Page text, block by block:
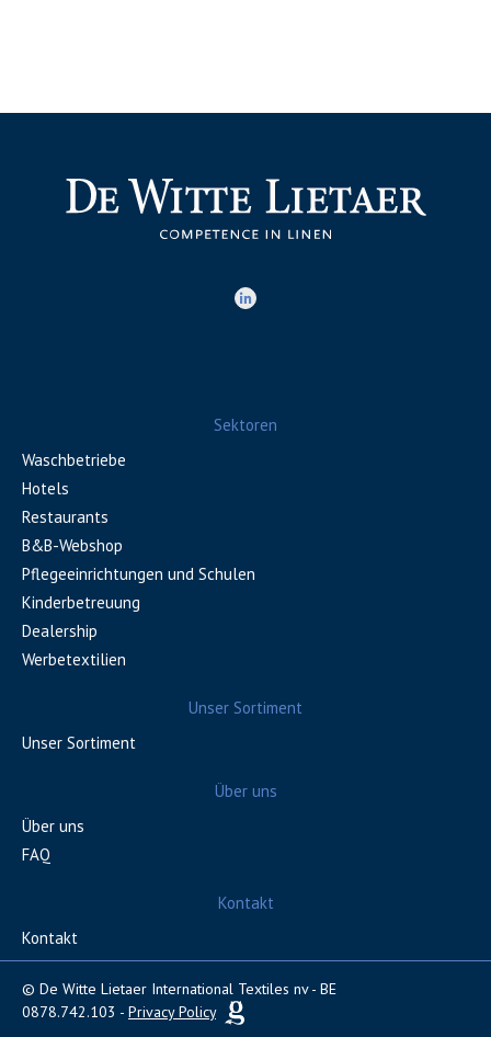
Sektoren
Waschbetriebe
Hotels
Restaurants
B&B-Webshop
Pflegeeinrichtungen und Schulen
Kinderbetreuung
Dealership
Werbetextilien
Unser Sortiment
Unser Sortiment
Über uns
Über uns
FAQ
Kontakt
Kontakt
© De Witte Lietaer International Textiles nv - BE
0878.742.103 - Privacy Policy